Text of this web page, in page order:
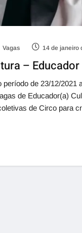
Vagas 14 de janeiro
–
período de 23/12/
de Educador(a)
de Circo para